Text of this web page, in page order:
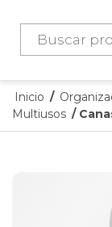
Búsqueda
productos
Inicio /
Multiusos /